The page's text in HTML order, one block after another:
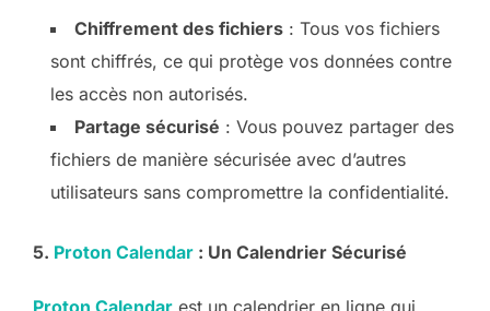
Chiffrement des fichiers : Tous vos fichiers
sont chiffrés, ce qui protège vos données contre
les accès non autorisés.
Partage sécurisé : Vous pouvez partager des
fichiers de manière sécurisée avec d’autres
utilisateurs sans compromettre la confidentialité.
5. Proton Calendar : Un Calendrier Sécurisé
Proton Calendar est un calendrier en ligne qui